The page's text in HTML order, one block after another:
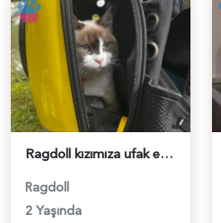
Ragdoll kızımıza ufak erkek kedi arıyoruz - 118984406
Ragdoll
2 Yaşında